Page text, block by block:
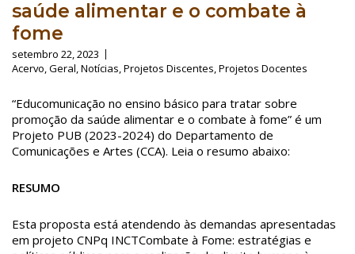
saúde alimentar e o combate à
fome
setembro 22, 2023
Acervo,Geral,Notícias,Projetos Discentes,Projetos Docentes
“Educomunicação no ensino básico para tratar sobre
promoção da saúde alimentar e o combate à fome” é um
Projeto PUB (2023-2024) do Departamento de
Comunicações e Artes (CCA). Leia o resumo abaixo:
RESUMO
Esta proposta está atendendo às demandas apresentadas
em projeto CNPq INCTCombate à Fome: estratégias e